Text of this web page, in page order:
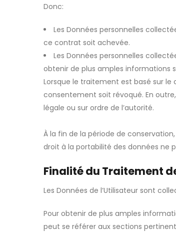
Donc:
Les Données personnelles
ce contrat soit achevée.
Les Données personnelles
obtenir de plus amples informations
Lorsque le traitement est basé sur le
consentement soit révoqué. En
légale ou sur ordre de l’autorité.
À la fin de la période de
droit à la portabilité des données ne
Finalité du Traitement
Les Données de l’Utilisateur sont
Pour obtenir de plus amples
peut se référer aux sections